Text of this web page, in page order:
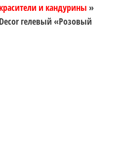
и кандурины »
гелевый «Розовый